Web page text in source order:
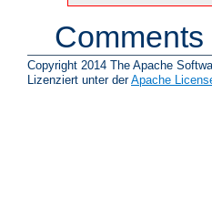
Copyright 2014 The Apache
Lizenziert unter derApache